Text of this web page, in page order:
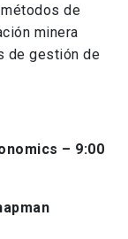
de
minera
de gestión de
– 9:00